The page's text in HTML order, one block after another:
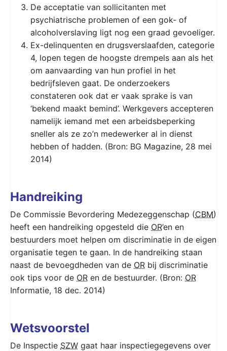
De acceptatie van sollicitanten met
psychiatrische problemen of een gok- of
alcoholverslaving ligt nog een graad gevoeliger.
Ex-delinquenten en drugsverslaafden, categorie
4, lopen tegen de hoogste drempels aan als het
om aanvaarding van hun profiel in het
bedrijfsleven gaat. De onderzoekers
constateren ook dat er vaak sprake is van
‘bekend maakt bemind’. Werkgevers accepteren
namelijk iemand met een arbeidsbeperking
sneller als ze zo’n medewerker al in dienst
hebben of hadden. (Bron: BG Magazine, 28 mei
2014)
Handreiking
De Commissie Bevordering Medezeggenschap (CBM)
heeft een handreiking opgesteld die OR’en en
bestuurders moet helpen om discriminatie in de eigen
organisatie tegen te gaan. In de handreiking staan
naast de bevoegdheden van de OR bij discriminatie
ook tips voor de OR en de bestuurder. (Bron: OR
Informatie, 18 dec. 2014)
Wetsvoorstel
De Inspectie SZW gaat haar inspectiegegevens over